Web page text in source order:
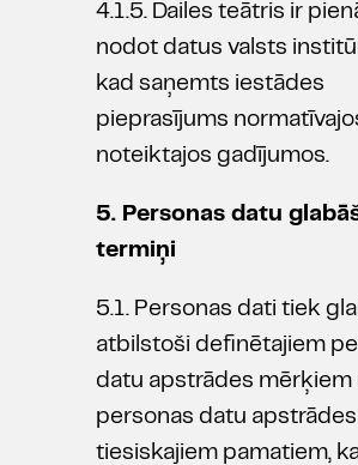
4.1.5. Dailes teātris ir
nodot datus valsts
kad saņemts iestādes
pieprasījums
noteiktajos gadījumos.
5. Personas datu
termiņi
5.1. Personas dati tiek
atbilstoši definētajiem
datu apstrādes mērķiem
personas datu apstrādes
tiesiskajiem pamatiem,